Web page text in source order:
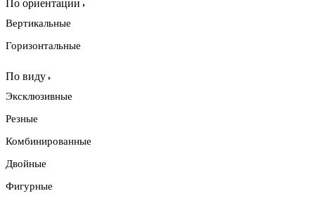
По ориентации
Вертикальные
Горизонтальные
По виду
Эксклюзивные
Резные
Комбинированные
Двойные
Фигурные